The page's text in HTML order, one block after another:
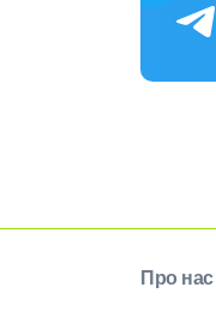
Про нас